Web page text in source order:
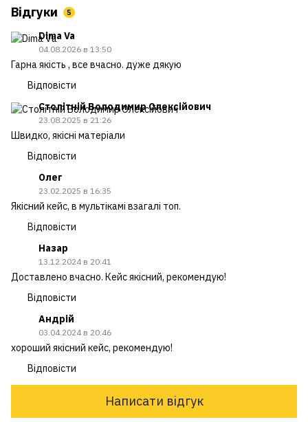
Відгуки 5
Dima Va
04.08.2026 в 13:50
Гарна якість , все вчасно. дуже дякую
Відповісти
Столітній Володимир Олексійович
23.08.2025 в 21:26
Швидко, якісні матеріали
Відповісти
Олег
23.02.2025 в 16:35
Якісний кейс, в мультікамі взагалі топ.
Відповісти
Назар
13.12.2024 в 20:41
Доставлено вчасно. Кейс якісний, рекомендую!
Відповісти
Андрій
03.04.2024 в 20:46
хороший якісний кейс, рекомендую!
Відповісти
Написати відгук